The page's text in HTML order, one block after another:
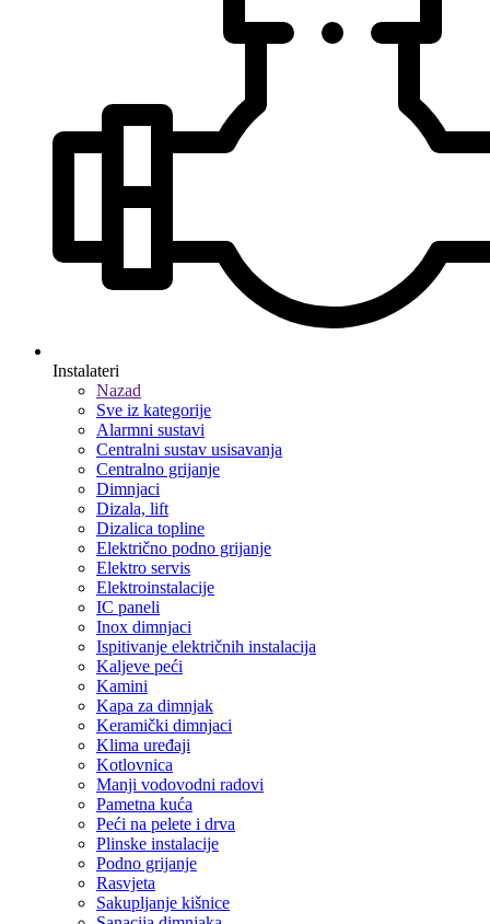
Instalateri
Nazad
Sve iz kategorije
Alarmni sustavi
Centralni sustav usisavanja
Centralno grijanje
Dimnjaci
Dizala, lift
Dizalica topline
Električno podno grijanje
Elektro servis
Elektroinstalacije
IC paneli
Inox dimnjaci
Ispitivanje električnih instalacija
Kaljeve peći
Kamini
Kapa za dimnjak
Keramički dimnjaci
Klima uređaji
Kotlovnica
Manji vodovodni radovi
Pametna kuća
Peći na pelete i drva
Plinske instalacije
Podno grijanje
Rasvjeta
Sakupljanje kišnice